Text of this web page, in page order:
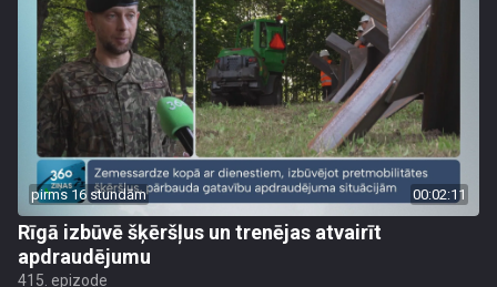
pirms 16 stundām 00:02:11
Rīgā izbūvē šķēršļus un trenējas atvairīt
apdraudējumu
415. epizode